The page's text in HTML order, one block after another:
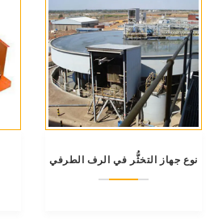
نوع جهاز التخثُّر في الرف الطرفي